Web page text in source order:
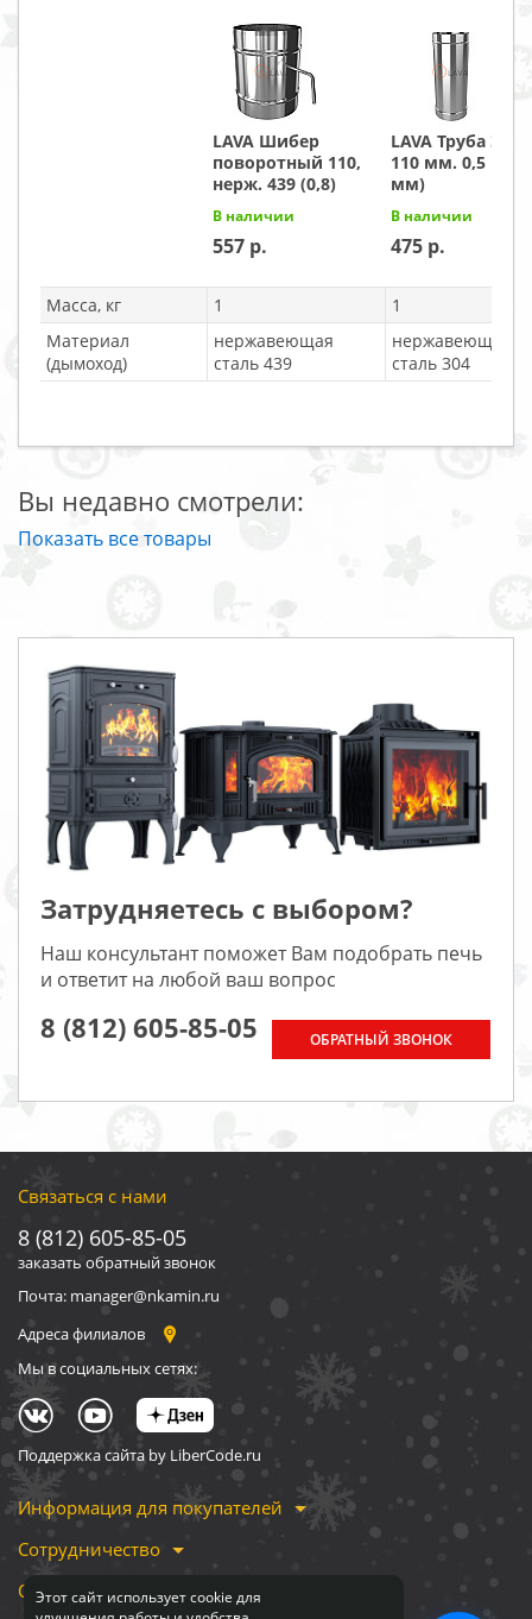
Этот сайт использует cookie для
LAVA Шибер
поворотный 110,
нерж. 439 (0,8)
В наличии
557
LAVA Труба
110 мм. 0,5 м.
мм)
В наличии
475
Масса, кг 1
1
Материал
(дымоход)
нержавеющая
сталь 439
нержавеющая
сталь 304
Вы недавно смотрели:
Показать все товары
Затрудняетесь с выбором?
Наш консультант поможет Вам подобрать печь
и ответит на любой ваш вопрос
8 (812) 605-85-05 ОБРАТНЫЙ ЗВОНОК
Связаться с нами
8 (812) 605-85-05
заказать обратный звонок
Почта: manager@nkamin.ru
Адреса филиалов
Мы в социальных сетях:
Поддержка сайта by LiberCode.ru
Информация для покупателей
Сотрудничество
О компании